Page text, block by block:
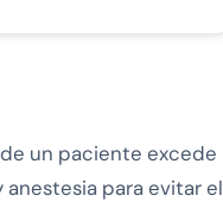
un paciente excede
para evitar el